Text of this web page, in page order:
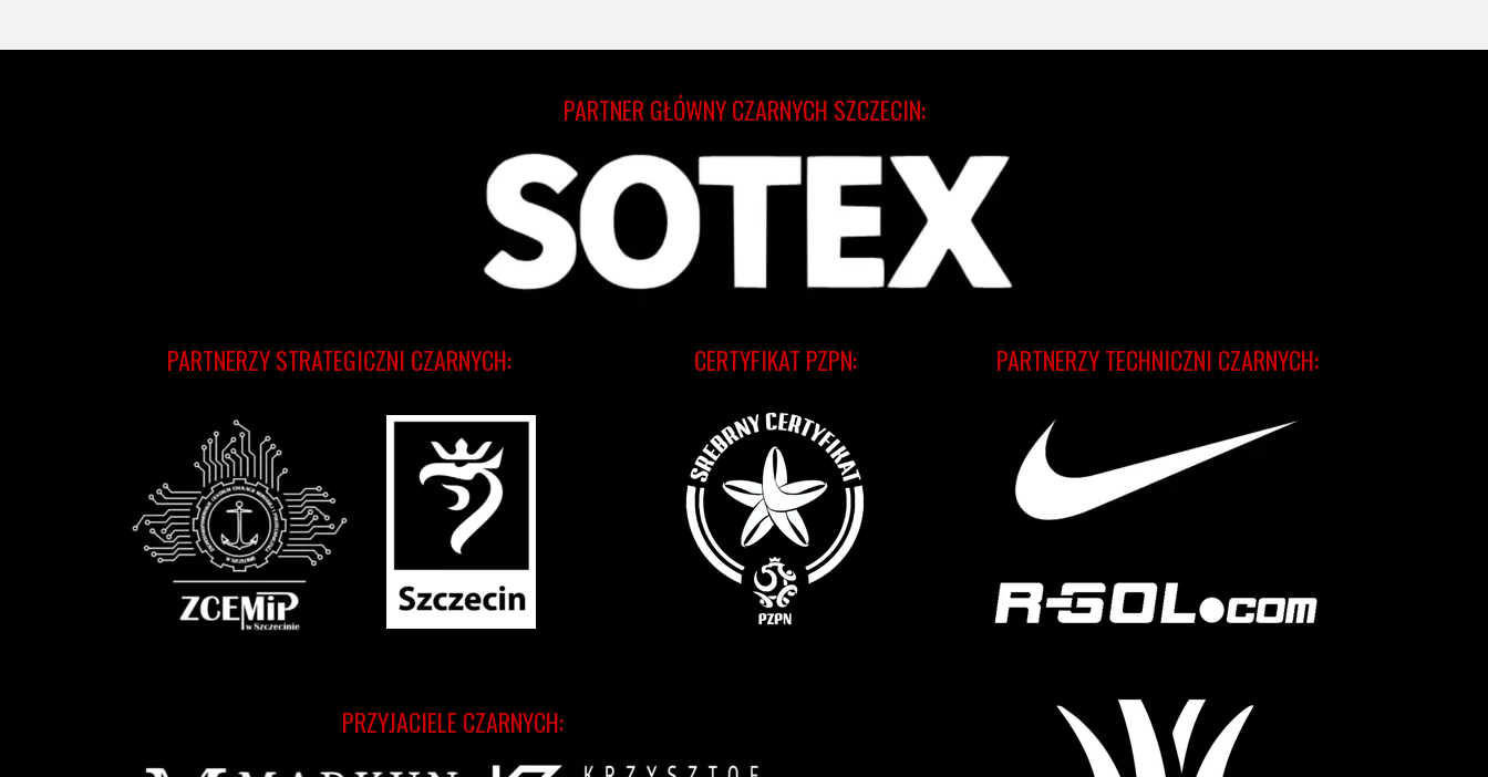
CERTYFIKAT PZPN:
PRZYJACIELE CZARNYCH:
PARTNERZY TECHNICZNI CZARNYCH:
PARTNERZY STRATEGICZNI CZARNYCH:
PARTNER GŁÓWNY CZARNYCH SZCZECIN: